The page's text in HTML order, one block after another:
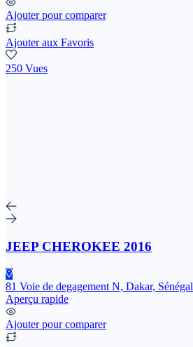
Ajouter pour comparer
Ajouter aux Favoris
250 Vues
JEEP CHEROKEE 2016
81 Voie de degagement N, Dakar, Sénégal
Aperçu rapide
Ajouter pour comparer